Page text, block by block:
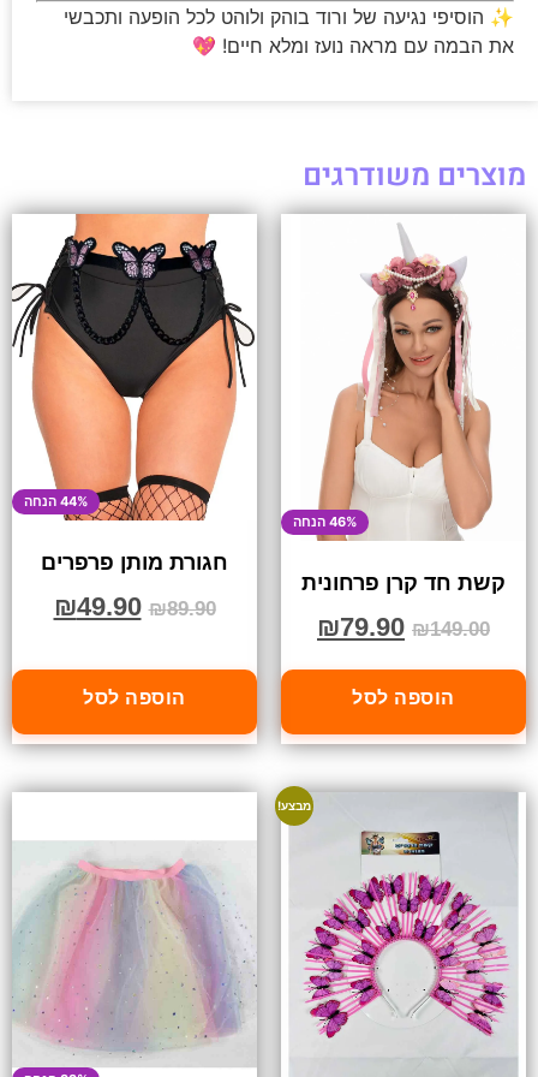
✨ הוסיפי נגיעה של ורוד בוהק ולוהט לכל הופעה ותכבשי
את הבמה עם מראה נועז ומלא חיים! 💖
מוצרים משודרגים
46% הנחה
קשת חד קרן פרחונית
₪149.00
₪79.90
הוספה לסל
44% הנחה
חגורת מותן פרפרים
₪89.90
₪49.90
הוספה לסל
מבצע!